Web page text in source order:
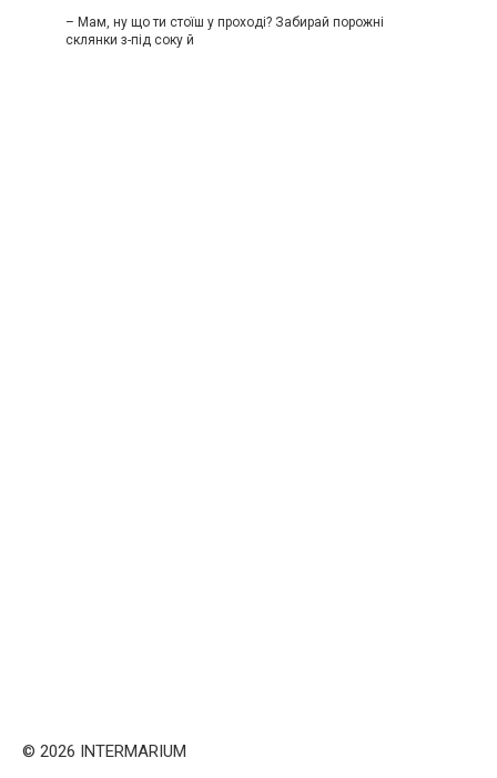
– Мам, ну що ти стоїш у проході? Забирай порожні
склянки з-під соку й
© 2026 INTERMARIUM